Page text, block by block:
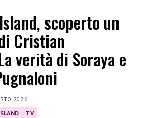
scoperto un
Cristian
verità di Soraya e
2026
TV